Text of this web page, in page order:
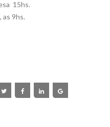
 15hs.
as 9hs.